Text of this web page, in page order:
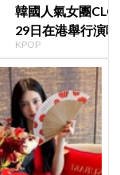
韓國人氣女團CLC
29日在港舉行演
KPOP